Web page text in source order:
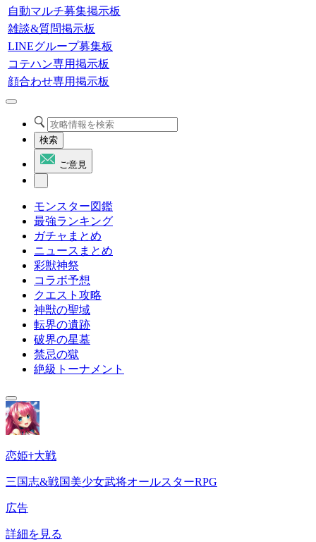
自動マルチ募集掲示板
雑談&質問掲示板
LINEグループ募集板
コテハン専用掲示板
顔合わせ専用掲示板
検索
ご意見
モンスター図鑑
最強ランキング
ガチャまとめ
ニュースまとめ
彩獣神祭
コラボ予想
クエスト攻略
神獣の聖域
転界の遺跡
破界の星墓
禁忌の獄
絶級トーナメント
恋姫†大戦
三国志&戦国美少女武将オールスターRPG
広告
詳細を見る